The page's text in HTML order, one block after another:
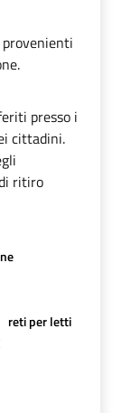
presso i
cittadini.
ritiro
reti per letti